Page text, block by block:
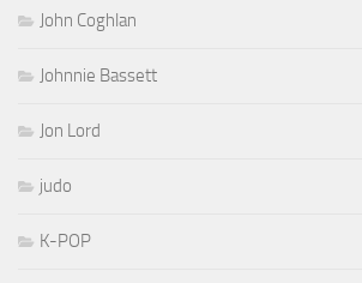
John Coghlan
Johnnie Bassett
Jon Lord
judo
K-POP